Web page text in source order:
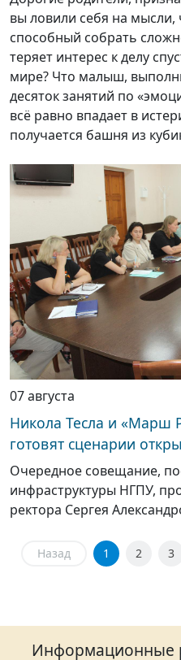
вы ловили себя на мысли,
способный собрать
теряет интерес к делу
мире? Что малыш,
десяток занятий по
всё равно впадает в
получается башня из
07 августа
Никола Тесла и «Марш
готовят сценарии
Очередное совещание,
инфраструктуры НГПУ,
ректора Сергея
Назад 1 2 3
Информационные